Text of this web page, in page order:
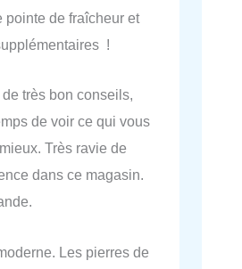
pointe de fraîcheur et
!
très bon conseils,
de voir ce qui vous
Très ravie de
dans ce magasin.
Les pierres de